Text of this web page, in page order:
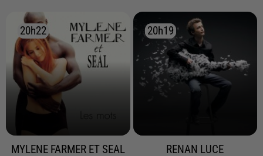
20h22
20h22
MYLENE FARMER ET SEAL
20h19
20h19
RENAN LUCE